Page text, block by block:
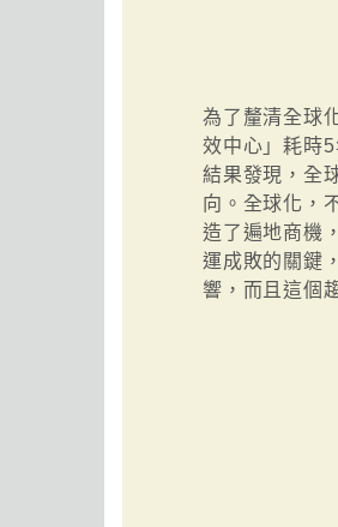
為了釐清全球
效中心」耗時
結果發現，全
向。全球化，
造了遍地商機
運成敗的關鍵
響，而且這個